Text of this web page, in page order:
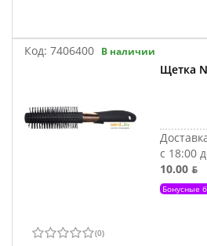
Код: 7406400 В наличии
Щетка
с 18:00
10.00 ƃ
Бонусные
(0)